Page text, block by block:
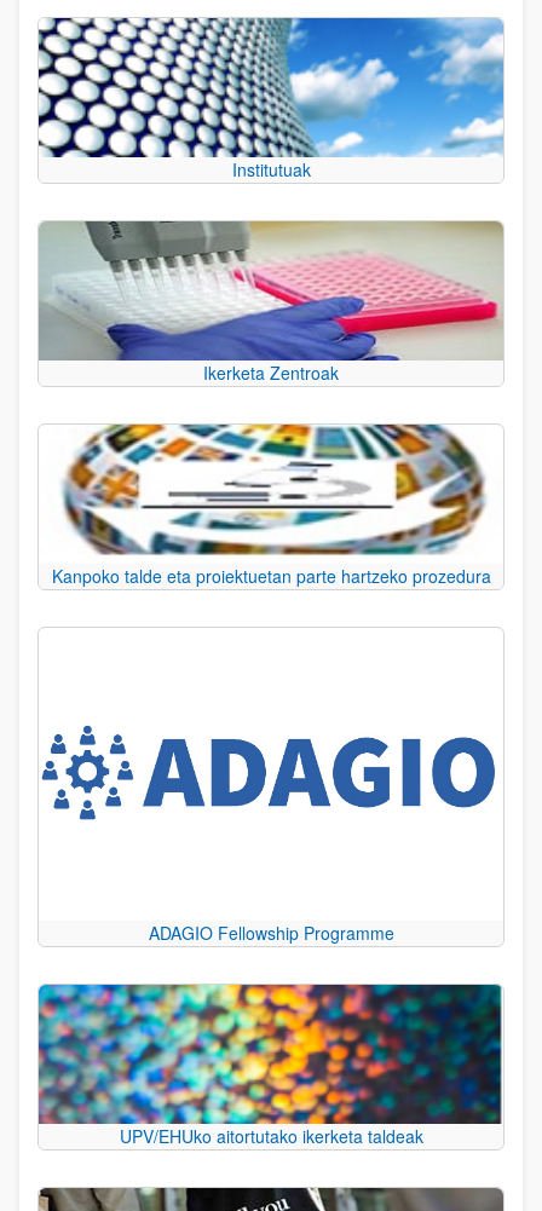
Institutuak
Ikerketa Zentroak
Kanpoko talde eta proiektuetan parte hartzeko prozedura
ADAGIO Fellowship Programme
UPV/EHUko aitortutako ikerketa taldeak